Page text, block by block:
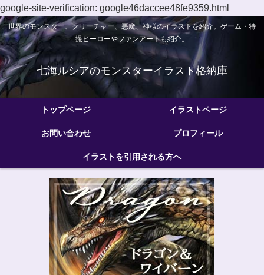
google-site-verification: google46daccee48fe9359.html
世界のモンスター、クリーチャー、悪魔、神様のイラストを紹介。ゲーム・特
撮ヒーローやファンアートも紹介。
七海ルシアのモンスターイラスト格納庫
トップページ イラストページ
お問い合わせ プロフィール
イラストを引用される方へ